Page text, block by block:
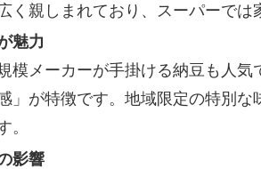
く親しまれており、スーパーでは
魅力
模メーカーが手掛ける納豆も人
」が特徴です。地域限定の特別
。
影響